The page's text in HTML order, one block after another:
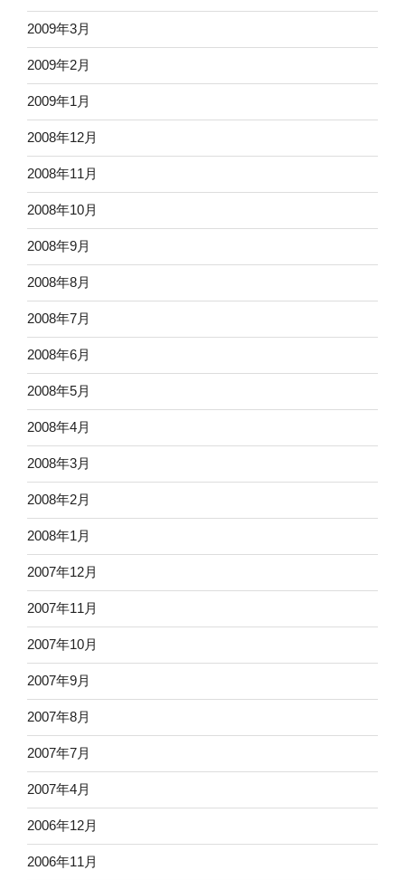
2009年3月
2009年2月
2009年1月
2008年12月
2008年11月
2008年10月
2008年9月
2008年8月
2008年7月
2008年6月
2008年5月
2008年4月
2008年3月
2008年2月
2008年1月
2007年12月
2007年11月
2007年10月
2007年9月
2007年8月
2007年7月
2007年4月
2006年12月
2006年11月